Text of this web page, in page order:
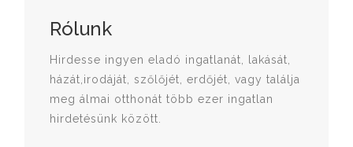
Rólunk
Hirdesse ingyen eladó ingatlanát, lakását,
házát,irodáját, szőlőjét, erdőjét, vagy találja
meg álmai otthonát több ezer ingatlan
hirdetésünk között.